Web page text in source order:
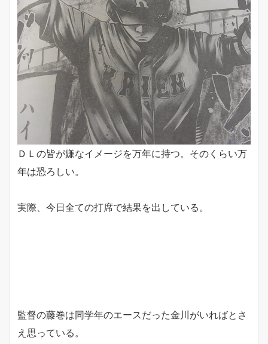
ＤＬの皆が嫌なイメージを万年に持つ。そのくらい万
年は恐ろしい。
実際、今日全ての打席で結果を出している。
監督の藤巻は同学年のエースだった金川がいればとさ
え思っている。